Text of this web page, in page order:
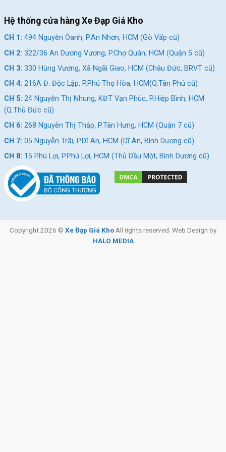
tâm
Giảm 10%
Xe Đạp Địa Hình Trẻ Em QT
3.100.000₫
Giảm 10%
Xe Đạp Địa Hình Trẻ Em QT
3.000.000₫
Địa Chỉ Các Cửa Hàng Xe Đạp Giá Kho:
CH 2:322/36 An Dương Vương, P.Chợ Quán, HCM (Quận
Hệ thống cửa hàng Xe Đạp Giá Kho
CH 1: 494 Nguyễn Oanh, P.An Nhơn, HCM (Gò Vấp cũ)
CH 2: 322/36 An Dương Vương, P.Chợ Quán, HCM (Quận 5 cũ)
CH 3: 330 Hùng Vương, Xã Ngãi Giao, HCM (Châu Đức, BRVT cũ)
CH 4: 216A Đ. Độc Lập, P.Phú Thọ Hòa, HCM(Q.Tân Phú cũ)
CH 5: 24 Nguyễn Thị Nhung, KĐT Vạn Phúc, P.Hiệp Bình, HCM
(Q.Thủ Đức cũ)
CH 6: 268 Nguyễn Thị Thập, P.Tân Hưng, HCM (Quận 7 cũ)
CH 7: 05 Nguyễn Trãi, P.Dĩ An, HCM (Dĩ An, Bình Dương cũ)
CH 8: 15 Phú Lợi, P.Phú Lợi, HCM (Thủ Dầu Một, Bình Dương cũ)
Copyright 2026 © Xe Đạp Giá Kho All rights reserved. Web Design by
HALO MEDIA